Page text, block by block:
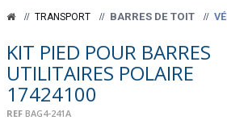
TRANSPORT BARRES DE TOIT
KIT PIED POUR BARRES
UTILITAIRES POLAIRE
17424100
REFBAG4-241A